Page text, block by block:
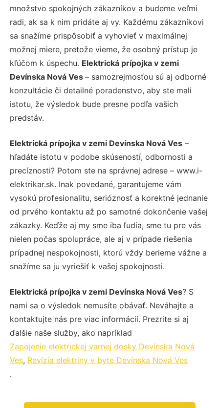
množstvo spokojných zákazníkov a budeme veľmi
radi, ak sa k nim pridáte aj vy. Každému zákazníkovi
sa snažíme prispôsobiť a vyhovieť v maximálnej
možnej miere, pretože vieme, že osobný prístup je
kľúčom k úspechu. Elektrická prípojka v zemi
Devínska Nová Ves – samozrejmosťou sú aj odborné
konzultácie či detailné poradenstvo, aby ste mali
istotu, že výsledok bude presne podľa vašich
predstáv.
Elektrická prípojka v zemi Devínska Nová Ves –
hľadáte istotu v podobe skúseností, odbornosti a
precíznosti? Potom ste na správnej adrese – www.i-
elektrikar.sk. Inak povedané, garantujeme vám
vysokú profesionalitu, serióznosť a korektné jednanie
od prvého kontaktu až po samotné dokončenie vašej
zákazky. Keďže aj my sme iba ľudia, sme tu pre vás
nielen počas spolupráce, ale aj v prípade riešenia
prípadnej nespokojnosti, ktorú vždy berieme vážne a
snažíme sa ju vyriešiť k vašej spokojnosti.
Elektrická prípojka v zemi Devínska Nová Ves? S
nami sa o výsledok nemusíte obávať. Neváhajte a
kontaktujte nás pre viac informácií. Prezrite si aj
ďalšie naše služby, ako napríklad
Zapojenie elektrickej varnej dosky Devínska Nová
Ves, Revízia elektriny v byte Devínska Nová Ves
.